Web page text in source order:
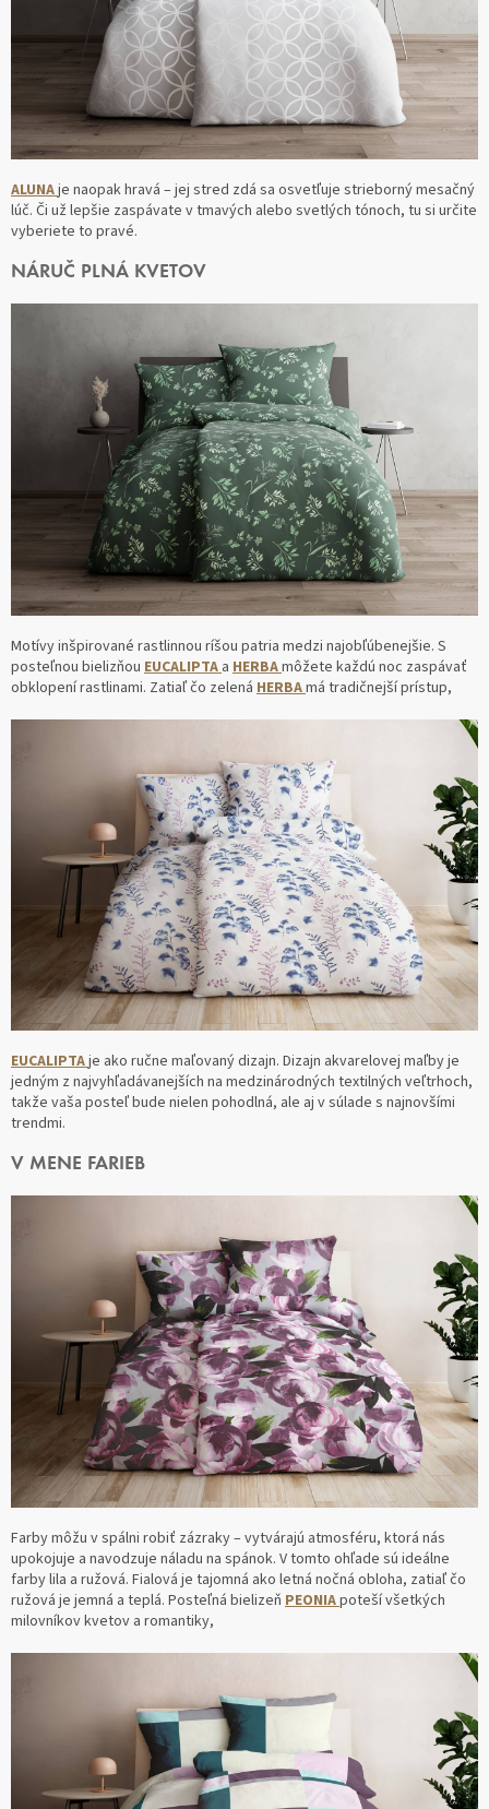
ALUNAje naopak hravá – jej stred zdá sa osvetľuje strieborný mesačný
lúč. Či už lepšie zaspávate v tmavých alebo svetlých tónoch, tu si určite
vyberiete to pravé.
NÁRUČ PLNÁ KVETOV
Motívy inšpirované rastlinnou ríšou patria medzi najobľúbenejšie. S
posteľnou bielizňou EUCALIPTA a HERBAmôžete každú noc zaspávať
obklopení rastlinami. Zatiaľ čo zelená HERBAmá tradičnejší prístup,
EUCALIPTAje ako ručne maľovaný dizajn. Dizajn akvarelovej maľby je
jedným z najvyhľadávanejších na medzinárodných textilných veľtrhoch,
takže vaša posteľ bude nielen pohodlná, ale aj v súlade s najnovšími
trendmi.
V MENE FARIEB
Farby môžu v spálni robiť zázraky – vytvárajú atmosféru, ktorá nás
upokojuje a navodzuje náladu na spánok. V tomto ohľade sú ideálne
farby lila a ružová. Fialová je tajomná ako letná nočná obloha, zatiaľ čo
ružová je jemná a teplá. Posteľná bielizeň PEONIApoteší všetkých
milovníkov kvetov a romantiky,